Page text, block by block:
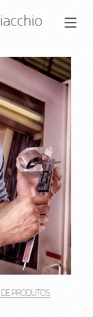
DE PRODUTOS